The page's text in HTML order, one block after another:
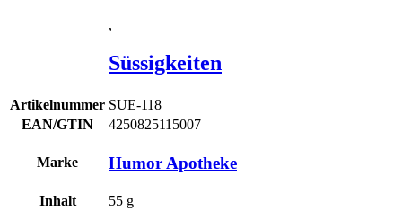
,
Süssigkeiten
Artikelnummer SUE-118
EAN/GTIN
4250825115007
Marke Humor Apotheke
Inhalt 55 g